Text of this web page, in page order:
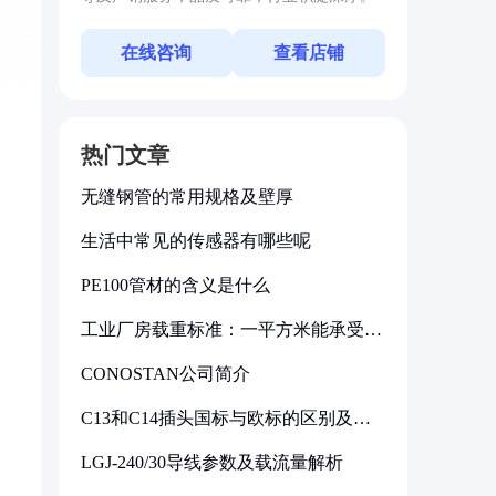
在线咨询 查看店铺
热门文章
无缝钢管的常用规格及壁厚
生活中常见的传感器有哪些呢
PE100管材的含义是什么
工业厂房载重标准：一平方米能承受多
CONOSTAN公司简介
C13和C14插头国标与欧标的区别及其
LGJ-240/30导线参数及载流量解析